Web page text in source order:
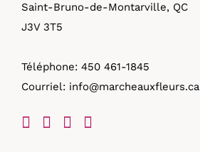
Saint-Bruno-de-Montarville, QC
J3V 3T5
Téléphone: 450 461-1845
Courriel: info@marcheauxfleurs.ca